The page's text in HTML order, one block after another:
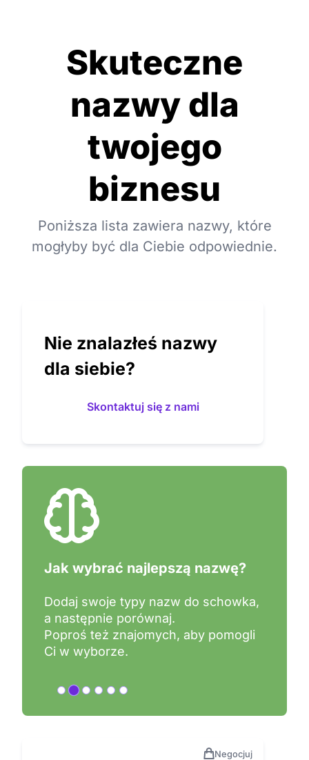
Skuteczne
nazwy dla
twojego
biznesu
Poniższa lista zawiera nazwy, które
mogłyby być dla Ciebie odpowiednie.
Nie znalazłeś nazwy
dla siebie?
Skontaktuj się z nami
Jak wybrać najlepszą nazwę?
Dodaj swoje typy nazw do schowka,
a następnie porównaj.
Poproś też znajomych, aby pomogli
Ci w wyborze.
Negocjuj